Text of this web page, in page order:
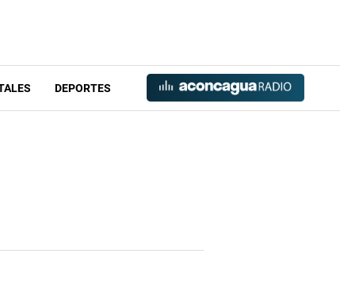
DEPORTES